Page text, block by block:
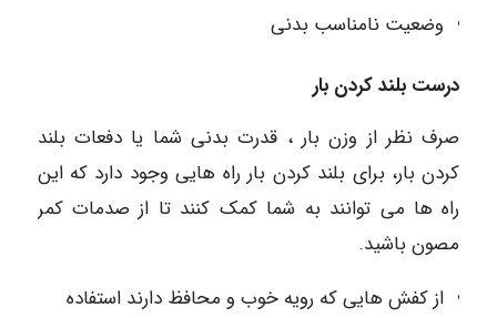
وضعیت نامناسب بدنی
درست بلند کردن بار
صرف نظر از وزن بار ، قدرت بدنی شما یا دفعات بلند
کردن بار، برای بلند کردن بار راه هایی وجود دارد که این
راه ها می توانند به شما کمک کنند تا از صدمات کمر
مصون باشید.
از کفش هایی که رویه خوب و محافظ دارند استفاده